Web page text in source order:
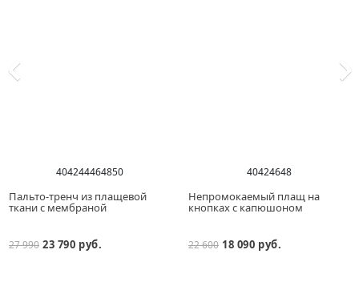
404244464850
Пальто-тренч из плащевой
ткани с мембраной
27 990 23 790 руб.
40424648
Непромокаемый плащ на
кнопках с капюшоном
22 600 18 090 руб.